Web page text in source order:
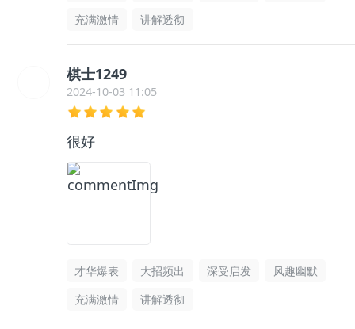
充满激情
讲解透彻
棋士1249
2024-10-03 11:05
很好
才华爆表 大招频出 深受启发
风趣幽默
充满激情
讲解透彻